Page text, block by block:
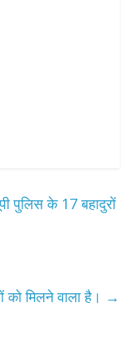
पुलिस के 17 बहादुरों
को मिलने वाला है। →